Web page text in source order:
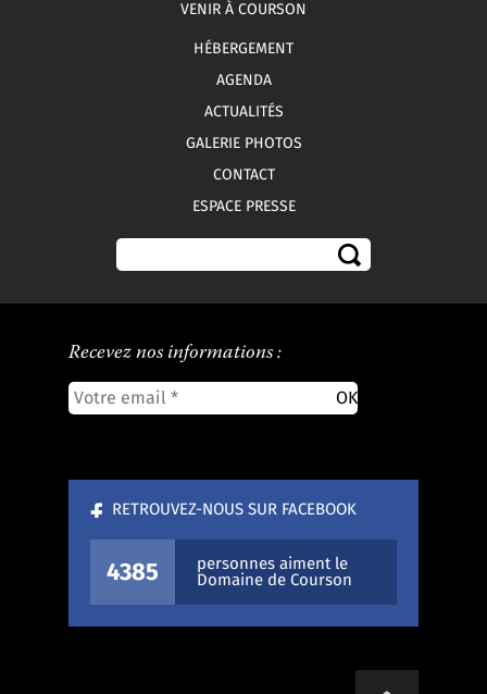
VENIR À COURSON
HÉBERGEMENT
AGENDA
ACTUALITÉS
GALERIE PHOTOS
CONTACT
ESPACE PRESSE
Recevez nos informations :
RETROUVEZ-NOUS SUR FACEBOOK
4385
personnes aiment le
Domaine de Courson